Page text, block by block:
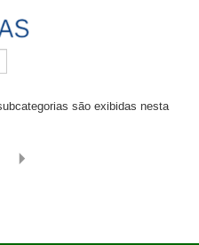
são exibidas nesta